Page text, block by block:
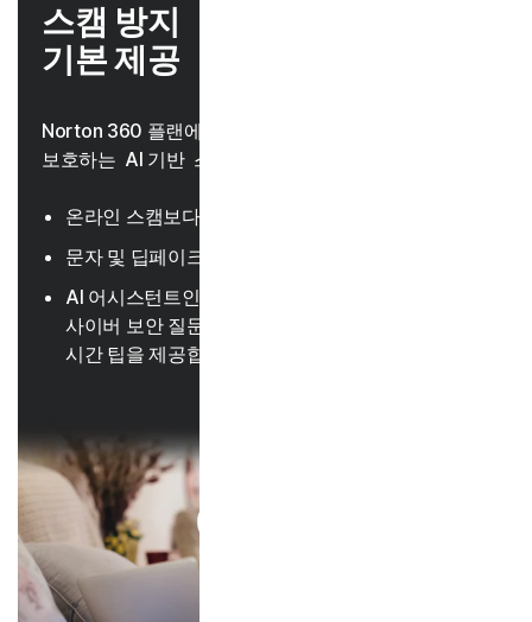
스캠 방지
기본 제공
Norton 360 플랜에는 스캠으로부터 사용자를 안전하게
보호하는 AI 기반 스캠 방지 기능이 포함되어 있습니다.
온라인 스캠보다 한발 앞서 대비하는 고급 AI
문자 및 딥페이크 동영상 스캠 탐지
AI 어시스턴트인 Norton Genie가 스캠을 식별하고,
사이버 보안 질문에 대답하거나, 기능을 탐색하는 실
시간 팁을 제공합니다.